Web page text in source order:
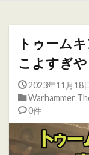
トゥーム
こよすぎや
2023年11月18
Warhammer
0件
Warhammer
ウォーハン
オールドワ
キャラ紹介
ティーンチ
トゥームキ
ビーストマ